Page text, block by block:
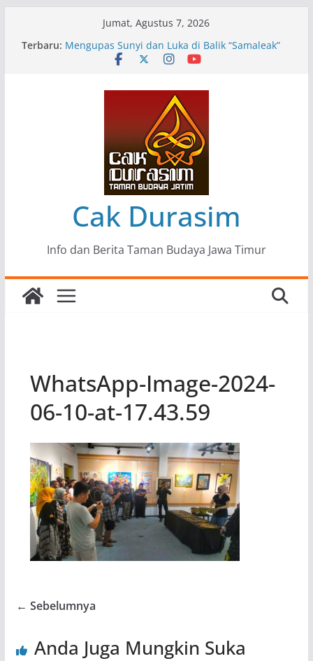
Jumat, Agustus 7, 2026
Terbaru: Pameran Lukisan Komunitas Patria Seni Rupa
Kota Blitar : Ketika “Bergerak” Menjadi Mantra
Mengupas Sunyi dan Luka di Balik “Samaleak”
Menjaga Marwah Seni dan Budaya: Catatan
Kunjungan Kerja Ir. Bambang Haryo Soekartono
(BHS) Anggota DPR RI ke Taman Budaya Jawa
Pameran Tunggal 35 Karya Agus Koecink
“Tumbang Tambang”, Ungkapan Kritis Tentang
Derita Pekerja Pertambangan
Cak Durasim
Info dan Berita Taman Budaya Jawa Timur
WhatsApp-Image-2024-
06-10-at-17.43.59
← Sebelumnya
Anda Juga Mungkin Suka